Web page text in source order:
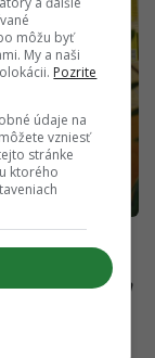
pre našich
vo
môžu byť
My a naši
Pozrite
údaje na
vzniesť
stránke
ktorého